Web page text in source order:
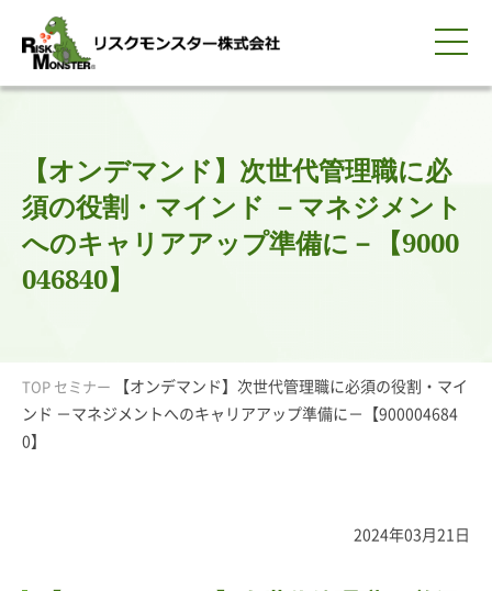
0120-259-440
会員ログイン
簡体中文
ENGLISH
【オンデマンド】次世代管理職に必
須の役割・マインド －マネジメント
へのキャリアアップ準備に－【9000
046840】
TOP セミナー
【オンデマンド】次世代管理職に必須の役割・マイ
ンド －マネジメントへのキャリアアップ準備に－【900004684
0】
2024年03月21日